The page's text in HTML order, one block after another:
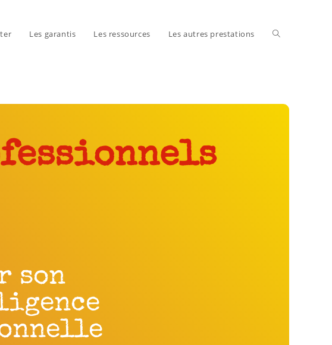
Les garantis Les ressources Les autres prestations
son